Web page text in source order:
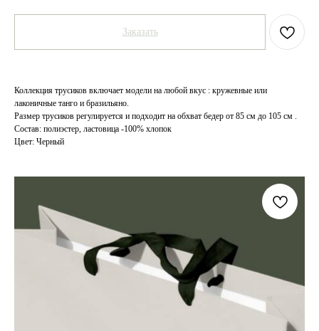
Заказать
Коллекция трусиков включает модели на любой вкус : кружевные или
лаконичные танго и бразильяно.
Размер трусиков регулируется и подходит на обхват бедер от 85 см до 105 см .
Состав: полиэстер, ластовица -100% хлопок
Цвет: Черный